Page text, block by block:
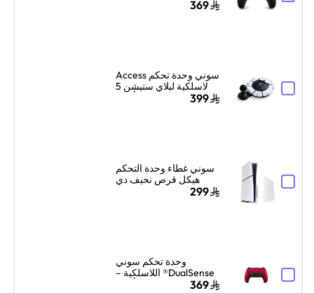
369
سوني وحدة تحكم Access
لاسلكية لبلاي ستيشن 5
399
سوني غطاء وحدة التحكم
هيكل قرص نحيف دي
299
وحدة تحكم سوني
DualSense® اللاسلكية –
369